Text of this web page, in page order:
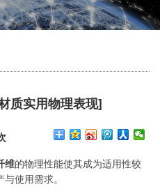
质实用物理表现]
维的物理性能使其成为适用性较
使用需求。